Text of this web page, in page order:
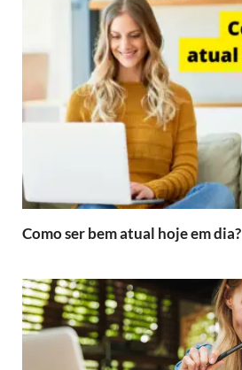
Como ser bem atual hoje em dia?